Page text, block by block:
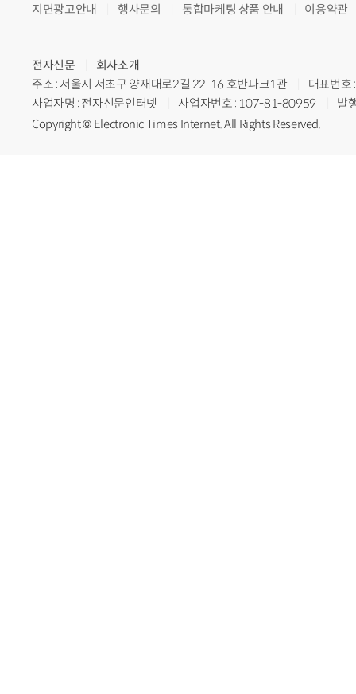
지면광고안내 행사문의 통합마케팅 상품 안내 이용약관
전자신문
회사소개
주소 : 서울시 서초구 양재대로2길 22-16 호반파크1관
대표번
사업자명 : 전자신문인터넷
사업자번호 : 107-81-80959
발
Copyright © Electronic Times Internet. All Rights Reserved.